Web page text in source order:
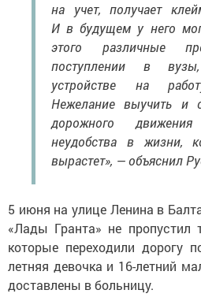
на учет, получает
И в будущем у него
этого различные
поступлении в
устройстве на
Нежелание выучить и
дорожного
неудобства в жизни,
вырастет», — объяснил
5 июня на улице Ленина в
«Лады Гранта» не пропустил
которые переходили дорогу
летняя девочка и 16-летний
доставлены в больницу.